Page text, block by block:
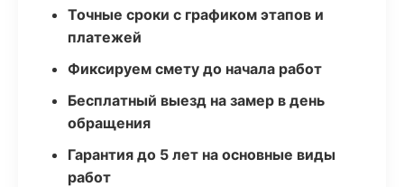
Точные сроки с графиком этапов и
платежей
Фиксируем смету до начала работ
Бесплатный выезд на замер в день
обращения
Гарантия до 5 лет на основные виды
работ